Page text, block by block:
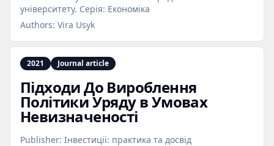
університету. Серія: Економіка
Authors: Vira Usyk
2021 Journal article
Підходи До Вироблення
Політики Уряду в Умовах
Невизначеності
Publisher: Інвестиції: практика та досвід